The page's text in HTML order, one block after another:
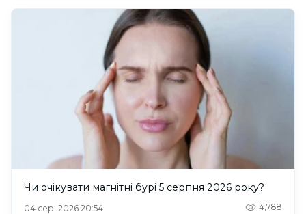
Чи очікувати магнітні бурі 5 серпня 2026 року?
04 сер. 2026 20:54 4,788